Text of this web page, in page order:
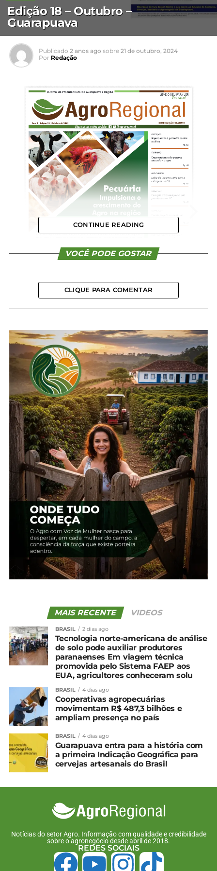
Edição 18 – Outubro –
Guarapuava
Publicado 2 anos ago sobre 21 de outubro, 2024
Por Redação
Compartilhe isso:
Facebook 18+
Relacionado
Edição 16 – Guarapuava –
Agosto
23 de agosto, 2024
Em "2024"
Edição 17 – Guarapuava –
Setembro
1 de outubro, 2024
Em "2024"
Anuário de Guarapuava
2025
25 de novembro, 2025
Em "Anuário Guarapuava"
TÓPICOS RELACIONADOS:
NÃO PERCA
Edição 17 – Guarapuava – Setembro
CONTINUE READING
VOCÊ PODE GOSTAR
CLIQUE PARA COMENTAR
MAIS RECENTE VIDEOS
BRASIL 2 dias ago
Tecnologia norte-americana de análise
de solo pode auxiliar produtores
paranaenses Em viagem técnica
promovida pelo Sistema FAEP aos
EUA, agricultores conheceram solu
BRASIL 4 dias ago
Cooperativas agropecuárias
movimentam R$ 487,3 bilhões e
ampliam presença no país
BRASIL 4 dias ago
Guarapuava entra para a história com
a primeira Indicação Geográfica para
cervejas artesanais do Brasil
Notícias do setor Agro. Informação com qualidade e credibilidade
sobre o agronegócio desde abril de 2018.
REDES SOCIAIS